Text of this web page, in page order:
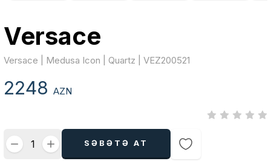
Versace
Versace | Medusa Icon | Quartz | VEZ200521
2248AZN
SƏBƏTƏ AT